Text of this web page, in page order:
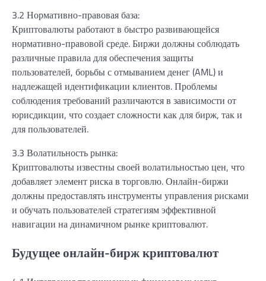
3.2 Нормативно-правовая база:
Криптовалюты работают в быстро развивающейся
нормативно-правовой среде. Биржи должны соблюдать
различные правила для обеспечения защиты
пользователей, борьбы с отмыванием денег (AML) и
надлежащей идентификации клиентов. Проблемы
соблюдения требований различаются в зависимости от
юрисдикции, что создает сложности как для бирж, так и
для пользователей.
3.3 Волатильность рынка:
Криптовалюты известны своей волатильностью цен, что
добавляет элемент риска в торговлю. Онлайн-биржи
должны предоставлять инструменты управления рисками
и обучать пользователей стратегиям эффективной
навигации на динамичном рынке криптовалют.
Будущее онлайн-бирж криптовалют